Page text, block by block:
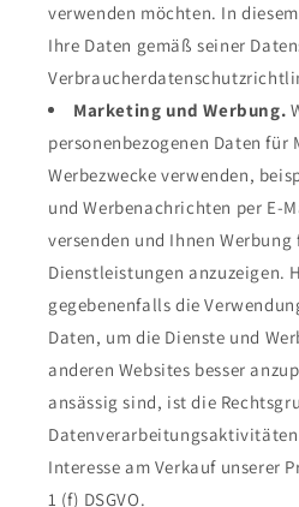
verwenden möchten. In
Ihre Daten gemäß seiner
Marketing und Werbung.
personenbezogenen Daten für
Werbezwecke verwenden,
und Werbenachrichten per E-
versenden und Ihnen
Dienstleistungen anzuzeigen.
gegebenenfalls die
Daten, um die Dienste und
anderen Websites besser
ansässig sind, ist die
Interesse am Verkauf unserer
1 (f) DSGVO.